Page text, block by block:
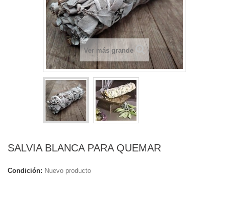
Ver más grande
SALVIA BLANCA PARA QUEMAR
Condición: Nuevo producto